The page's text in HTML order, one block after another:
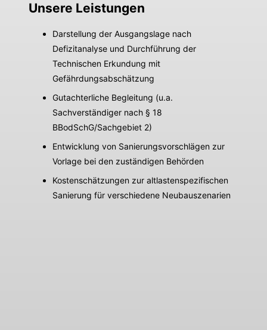
Unsere Leistungen
Darstellung der Ausgangslage nach
Defizitanalyse und Durchführung der
Technischen Erkundung mit
Gefährdungsabschätzung
Gutachterliche Begleitung (u.a.
Sachverständiger nach § 18
BBodSchG/Sachgebiet 2)
Entwicklung von Sanierungsvorschlägen zur
Vorlage bei den zuständigen Behörden
Kostenschätzungen zur altlastenspezifischen
Sanierung für verschiedene Neubauszenarien